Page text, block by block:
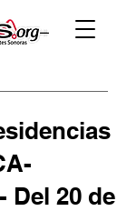
Del 20 de